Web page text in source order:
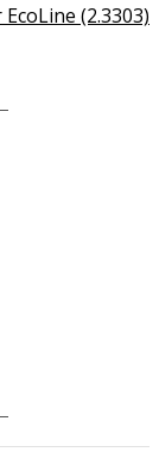
(2.3303)